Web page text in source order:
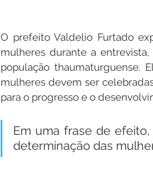
O prefeito Valdelio Furtado
mulheres durante a
população thaumaturguense.
mulheres devem ser
para o progresso e o
Em uma frase de
determinação das